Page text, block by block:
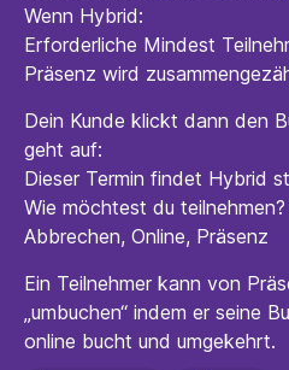
Wenn Hybrid:
Erforderliche Mindest
Präsenz wird
Dein Kunde klickt dann den
geht auf:
Dieser Termin findet Hybrid
Wie möchtest du teilnehmen?
Abbrechen, Online, Präsenz
Ein Teilnehmer kann von
„umbuchen“ indem er seine
online bucht und umgekehrt.